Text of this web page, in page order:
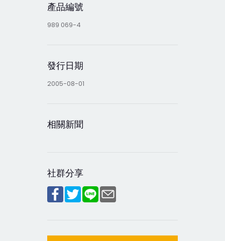
產品編號
989 069-4
發行日期
2005-08-01
相關新聞
社群分享